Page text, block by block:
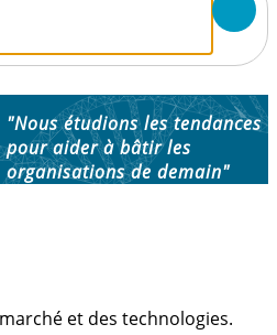
"Nous étudions les tendances
pour aider à bâtir les
organisations de demain"
et des technologies.